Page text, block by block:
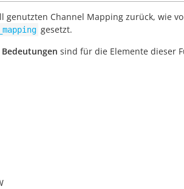
genutzten Channel Mapping zurück, wie
gesetzt.
Bedeutungen sind für die Elemente dieser